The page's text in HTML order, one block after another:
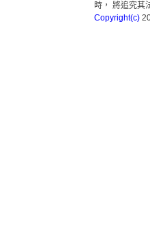
時， 將追究其
Copyright(c)